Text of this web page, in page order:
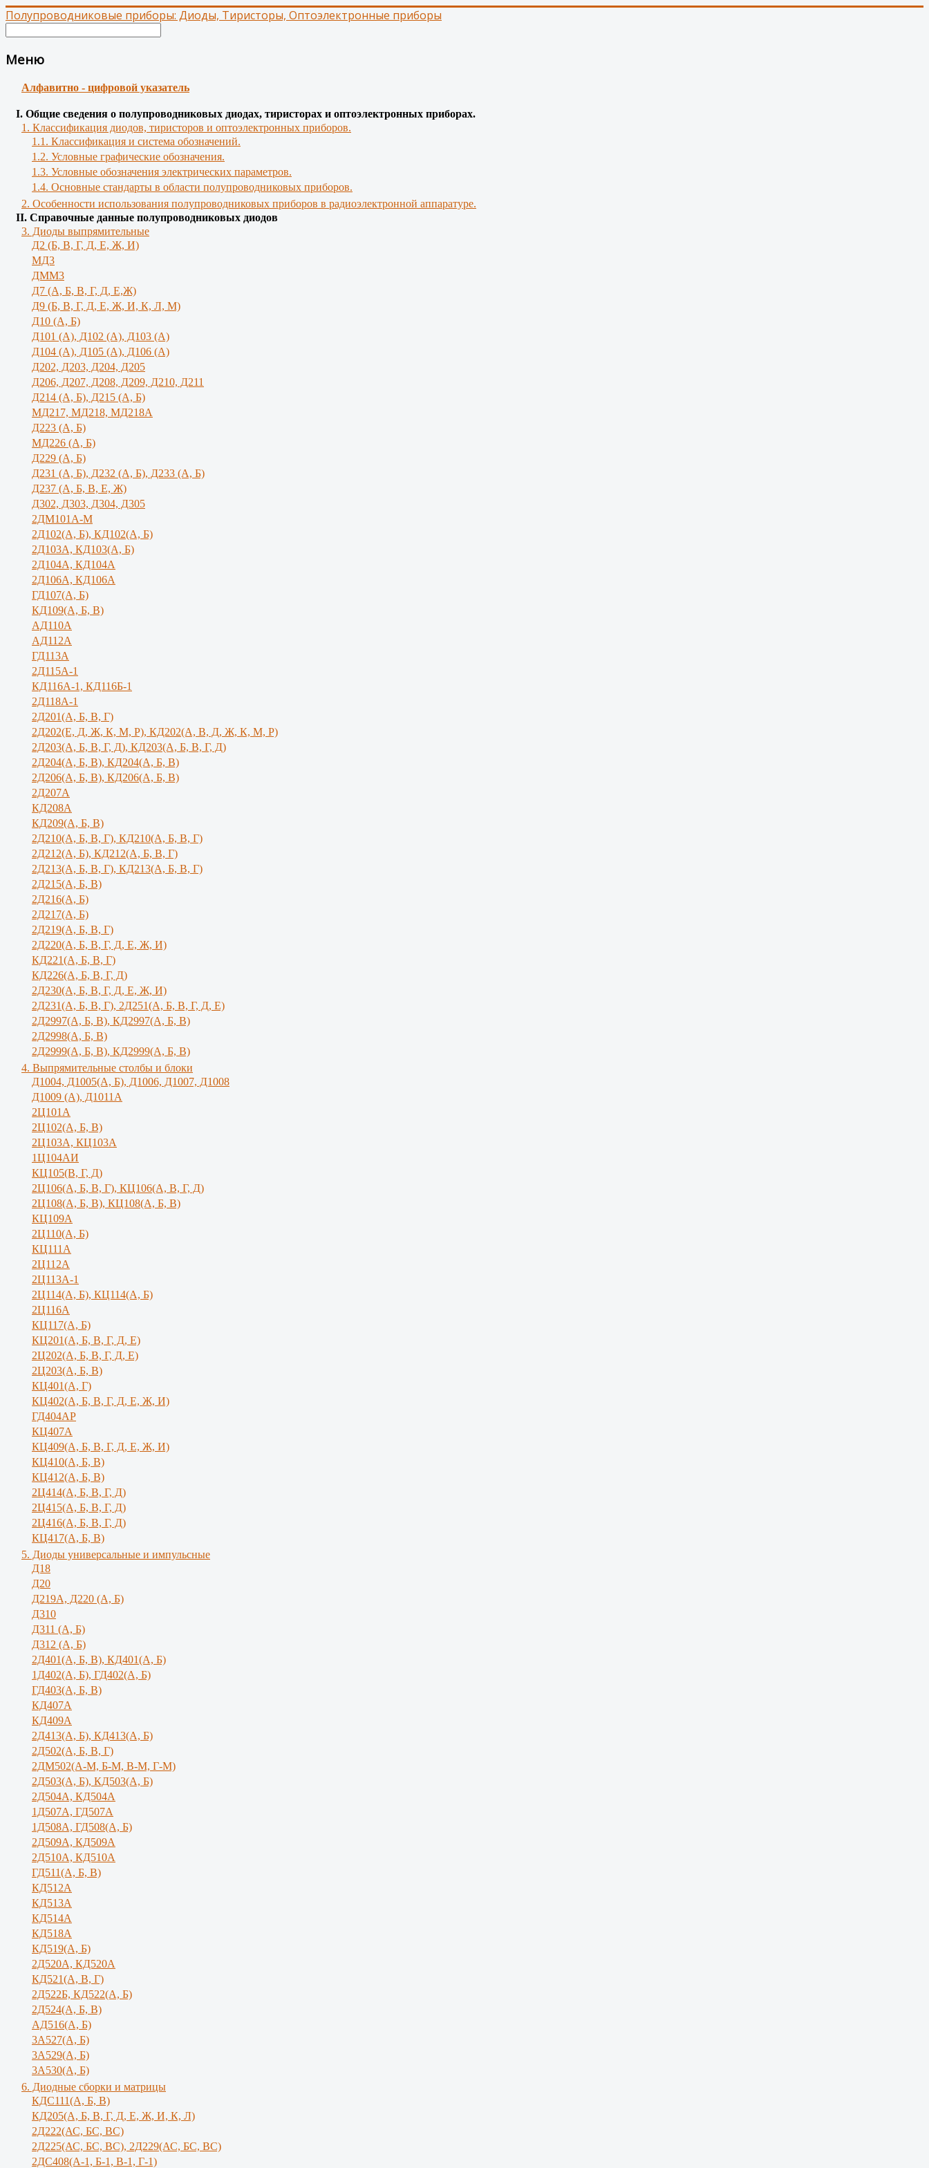
Полупроводниковые приборы: Диоды, Тиристоры, Оптоэлектронные приборы
Меню
Алфавитно - цифровой указатель
І. Общие сведения о полупроводниковых диодах, тиристорах и оптоэлектронных приборах.
1. Классификация диодов, тиристоров и оптоэлектронных приборов.
1.1. Классификация и система обозначений.
1.2. Условные графические обозначения.
1.3. Условные обозначения электрических параметров.
1.4. Основные стандарты в области полупроводниковых приборов.
2. Особенности использования полупроводниковых приборов в радиоэлектронной аппаратуре.
II. Справочные данные полупроводниковых диодов
3. Диоды выпрямительные
Д2 (Б, В, Г, Д, Е, Ж, И)
МД3
ДММ3
Д7 (А, Б, В, Г, Д, Е,Ж)
Д9 (Б, В, Г, Д, Е, Ж, И, К, Л, М)
Д10 (А, Б)
Д101 (А), Д102 (А), Д103 (А)
Д104 (А), Д105 (А), Д106 (А)
Д202, Д203, Д204, Д205
Д206, Д207, Д208, Д209, Д210, Д211
Д214 (А, Б), Д215 (А, Б)
МД217, МД218, МД218А
Д223 (А, Б)
МД226 (А, Б)
Д229 (А, Б)
Д231 (А, Б), Д232 (А, Б), Д233 (А, Б)
Д237 (А, Б, В, Е, Ж)
Д302, Д303, Д304, Д305
2ДМ101А-М
2Д102(А, Б), КД102(А, Б)
2Д103А, КД103(А, Б)
2Д104А, КД104А
2Д106А, КД106А
ГД107(А, Б)
КД109(А, Б, В)
АД110А
АД112А
ГД113А
2Д115А-1
КД116А-1, КД116Б-1
2Д118А-1
2Д201(А, Б, В, Г)
2Д202(Е, Д, Ж, К, М, Р), КД202(А, В, Д, Ж, К, М, Р)
2Д203(А, Б, В, Г, Д), КД203(А, Б, В, Г, Д)
2Д204(А, Б, В), КД204(А, Б, В)
2Д206(А, Б, В), КД206(А, Б, В)
2Д207А
КД208А
КД209(А, Б, В)
2Д210(А, Б, В, Г), КД210(А, Б, В, Г)
2Д212(А, Б), КД212(А, Б, В, Г)
2Д213(А, Б, В, Г), КД213(А, Б, В, Г)
2Д215(А, Б, В)
2Д216(А, Б)
2Д217(А, Б)
2Д219(А, Б, В, Г)
2Д220(А, Б, В, Г, Д, Е, Ж, И)
КД221(А, Б, В, Г)
КД226(А, Б, В, Г, Д)
2Д230(А, Б, В, Г, Д, Е, Ж, И)
2Д231(А, Б, В, Г), 2Д251(А, Б, В, Г, Д, E)
2Д2997(А, Б, В), КД2997(А, Б, В)
2Д2998(А, Б, В)
2Д2999(А, Б, В), КД2999(А, Б, В)
4. Выпрямительные столбы и блоки
Д1004, Д1005(А, Б), Д1006, Д1007, Д1008
Д1009 (А), Д1011А
2Ц101А
2Ц102(А, Б, В)
2Ц103А, КЦ103А
1Ц104АИ
КЦ105(В, Г, Д)
2Ц106(А, Б, В, Г), КЦ106(А, В, Г, Д)
2Ц108(А, Б, В), КЦ108(А, Б, В)
КЦ109А
2Ц110(А, Б)
КЦ111А
2Ц112А
2Ц113А-1
2Ц114(А, Б), КЦ114(А, Б)
2Ц116А
КЦ117(А, Б)
КЦ201(А, Б, В, Г, Д, Е)
2Ц202(А, Б, В, Г, Д, Е)
2Ц203(А, Б, В)
КЦ401(А, Г)
КЦ402(А, Б, В, Г, Д, Е, Ж, И)
ГД404АР
КЦ407А
КЦ409(А, Б, В, Г, Д, Е, Ж, И)
КЦ410(А, Б, В)
КЦ412(А, Б, В)
2Ц414(А, Б, В, Г, Д)
2Ц415(А, Б, В, Г, Д)
2Ц416(А, Б, В, Г, Д)
КЦ417(А, Б, В)
5. Диоды универсальные и импульсные
Д18
Д20
Д219А, Д220 (А, Б)
Д310
Д311 (А, Б)
Д312 (А, Б)
2Д401(А, Б, В), КД401(А, Б)
1Д402(А, Б), ГД402(А, Б)
ГД403(А, Б, В)
КД407А
КД409А
2Д413(А, Б), КД413(А, Б)
2Д502(А, Б, В, Г)
2ДМ502(А-М, Б-М, В-М, Г-М)
2Д503(А, Б), КД503(А, Б)
2Д504А, КД504А
1Д507А, ГД507А
1Д508А, ГД508(А, Б)
2Д509А, КД509А
2Д510А, КД510А
ГД511(А, Б, В)
КД512А
КД513А
КД514А
КД518А
КД519(А, Б)
2Д520А, КД520А
КД521(А, В, Г)
2Д522Б, КД522(А, Б)
2Д524(А, Б, В)
АД516(А, Б)
3А527(А, Б)
3А529(А, Б)
3A530(A, Б)
6. Диодные сборки и матрицы
КДС111(А, Б, B)
КД205(А, Б, В, Г, Д, Е, Ж, И, К, Л)
2Д222(АС, БС, ВС)
2Д225(АС, БС, ВС), 2Д229(АС, БС, ВС)
2ДС408(А-1, Б-1, В-1, Г-1)